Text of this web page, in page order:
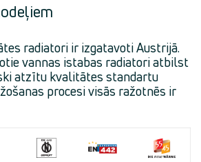
radiatori ir izgatavoti Austrijā.
vannas istabas radiatori atbilst
atzītu kvalitātes standartu
procesi visās ražotnēs ir